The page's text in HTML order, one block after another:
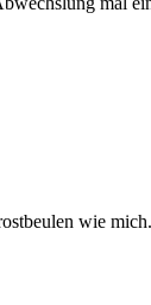
wie mich.